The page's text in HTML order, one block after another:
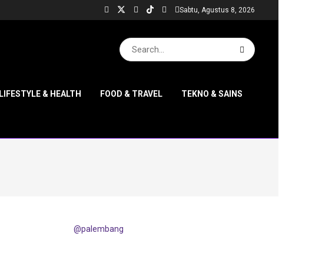
Sabtu, Agustus 8, 2026
LIFESTYLE & HEALTH FOOD & TRAVEL TEKNO & SAINS
@palembang